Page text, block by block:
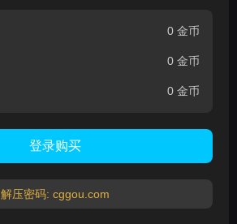
0 金币
0 金币
0 金币
登录购买
解压密码: cggou.com